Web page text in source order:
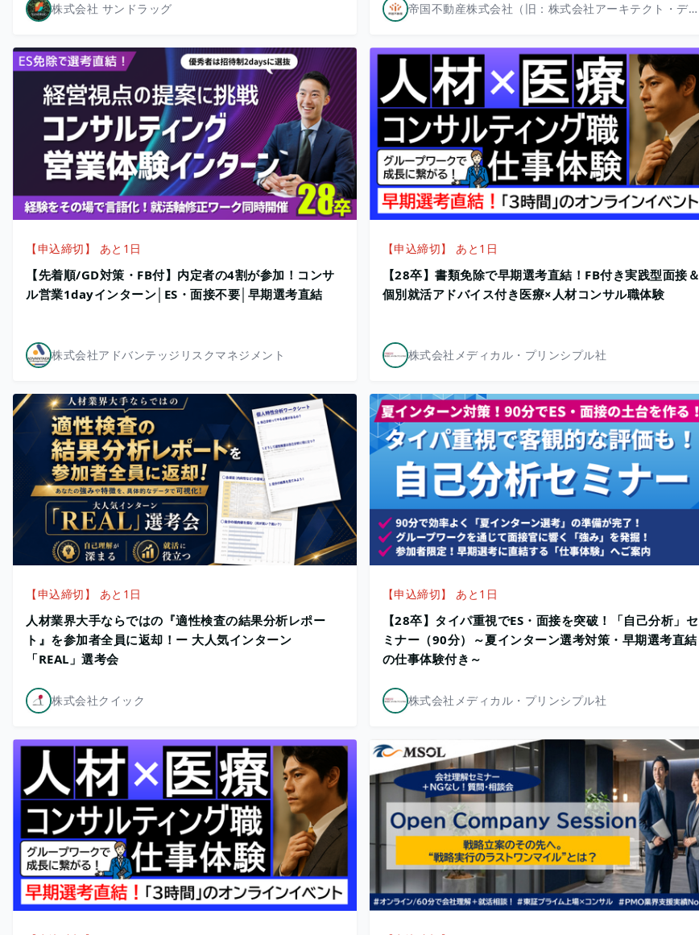
株式会社 サンドラッグ 帝国不動産株式会社（旧：株式会社アーキテクト・ディベロッパー）
【申込締切】 あと1日
【先着順/GD対策・FB付】内定者の4割が参加！コンサ
ル営業1dayインターン│ES・面接不要│早期選考直結
株式会社アドバンテッジリスクマネジメント
【申込締切】 あと1日
【28卒】書類免除で早期選考直結！FB付き実践型面接＆
個別就活アドバイス付き医療×人材コンサル職体験
株式会社メディカル・プリンシプル社
【申込締切】 あと1日
人材業界大手ならではの『適性検査の結果分析レポー
ト』を参加者全員に返却！ー 大人気インターン
「REAL」選考会
株式会社クイック
【申込締切】 あと1日
【28卒】タイパ重視でES・面接を突破！「自己分析」セ
ミナー（90分）～夏インターン選考対策・早期選考直結
の仕事体験付き～
株式会社メディカル・プリンシプル社